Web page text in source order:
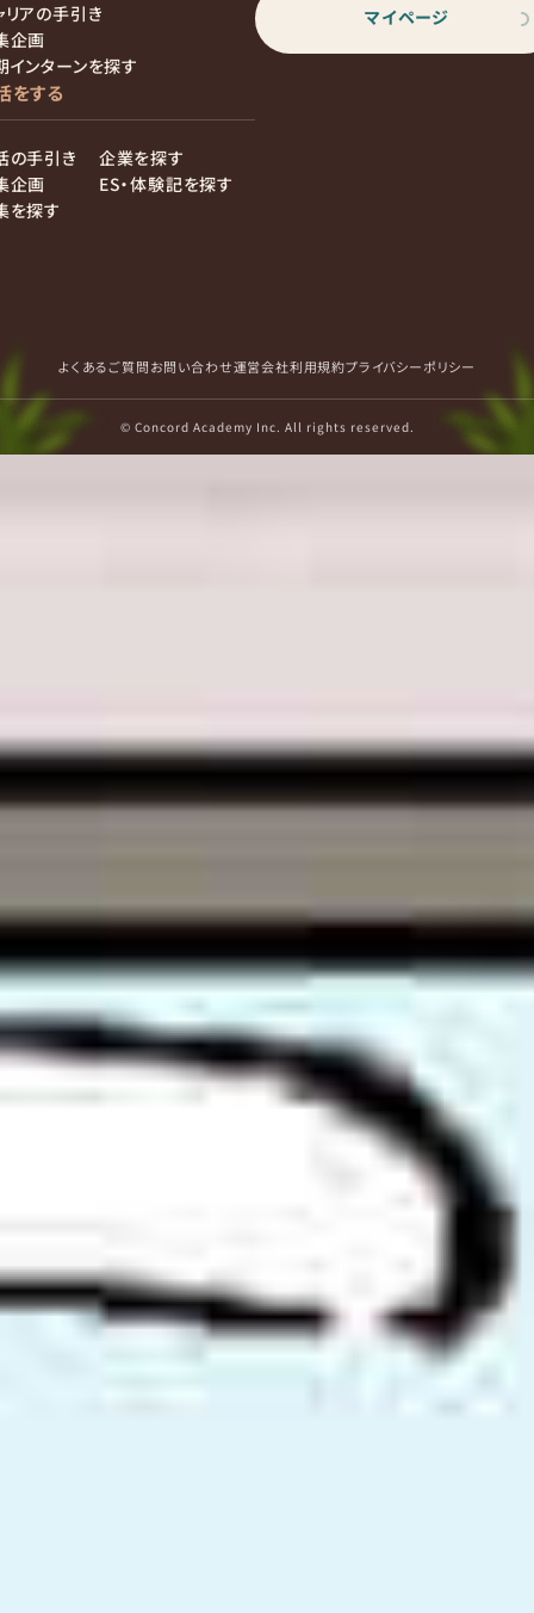
リアの手引き
企画
インターンを探す
をする
の手引き
企画
を探す
企業を探す
ES・体験記を探す
マイページ
よくあるご質問お問い合わせ運営会社利用規約プライバシーポリシー
© Concord Academy Inc. All rights reserved.